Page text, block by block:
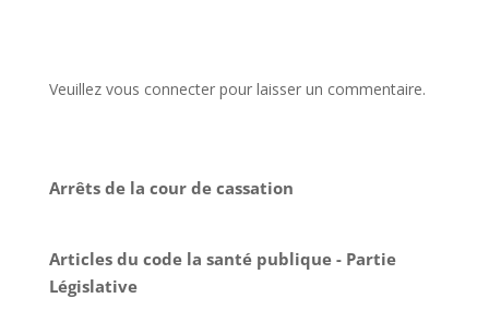
Veuillez vous connecter pour laisser un commentaire.
Arrêts de la cour de cassation
Articles du code la santé publique - Partie
Législative